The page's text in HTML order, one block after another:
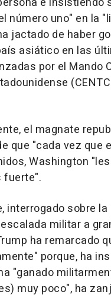
número uno" en la
jactado de haber
asiático en las
por el Mando
el magnate
que "cada vez que
Washington
fuerte".
interrogado sobre
militar a
ha remarcado
porque, ha
"ganado
muy poco", ha